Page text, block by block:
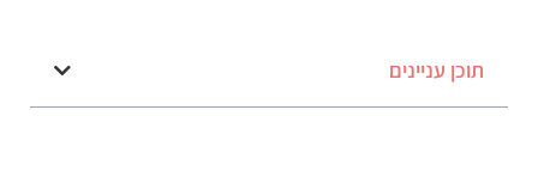
תוכן עניינים